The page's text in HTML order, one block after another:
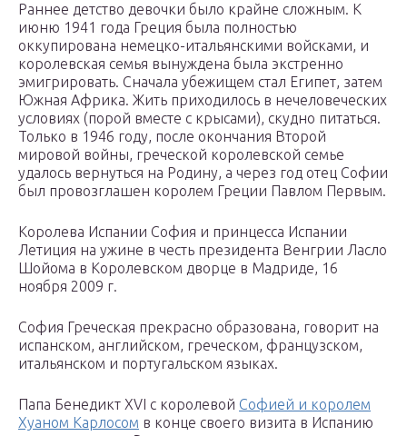
Раннее детство девочки было крайне сложным. К
июню 1941 года Греция была полностью
оккупирована немецко-итальянскими войсками, и
королевская семья вынуждена была экстренно
эмигрировать. Сначала убежищем стал Египет, затем
Южная Африка. Жить приходилось в нечеловеческих
условиях (порой вместе с крысами), скудно питаться.
Только в 1946 году, после окончания Второй
мировой войны, греческой королевской семье
удалось вернуться на Родину, а через год отец Софии
был провозглашен королем Греции Павлом Первым.
Королева Испании София и принцесса Испании
Летиция на ужине в честь президента Венгрии Ласло
Шойома в Королевском дворце в Мадриде, 16
ноября 2009 г.
София Греческая прекрасно образована, говорит на
испанском, английском, греческом, французском,
итальянском и португальском языках.
Папа Бенедикт XVI с королевой Софией и королем
Хуаном Карлосом в конце своего визита в Испанию